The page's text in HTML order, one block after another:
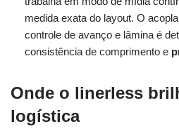
medida exata do layout. O
controle de avanço e lâmina é
consistência de comprimento e
Onde o linerless
logística